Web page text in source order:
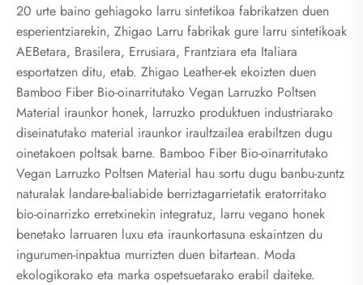
20 urte baino gehiagoko larru sintetikoa fabrikatzen duen
esperientziarekin, Zhigao Larru fabrikak gure larru sintetikoak
AEBetara, Brasilera, Errusiara, Frantziara eta Italiara
esportatzen ditu, etab. Zhigao Leather-ek ekoizten duen
Bamboo Fiber Bio-oinarritutako Vegan Larruzko Poltsen
Material iraunkor honek, larruzko produktuen industriarako
diseinatutako material iraunkor iraultzailea erabiltzen dugu
oinetakoen poltsak barne. Bamboo Fiber Bio-oinarritutako
Vegan Larruzko Poltsen Material hau sortu dugu banbu-zuntz
naturalak landare-baliabide berriztagarrietatik eratorritako
bio-oinarrizko erretxinekin integratuz, larru vegano honek
benetako larruaren luxu eta iraunkortasuna eskaintzen du
ingurumen-inpaktua murrizten duen bitartean. Moda
ekologikorako eta marka ospetsuetarako erabil daiteke.